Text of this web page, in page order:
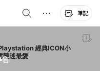
筆記
售
經典ICON小
競迷最愛